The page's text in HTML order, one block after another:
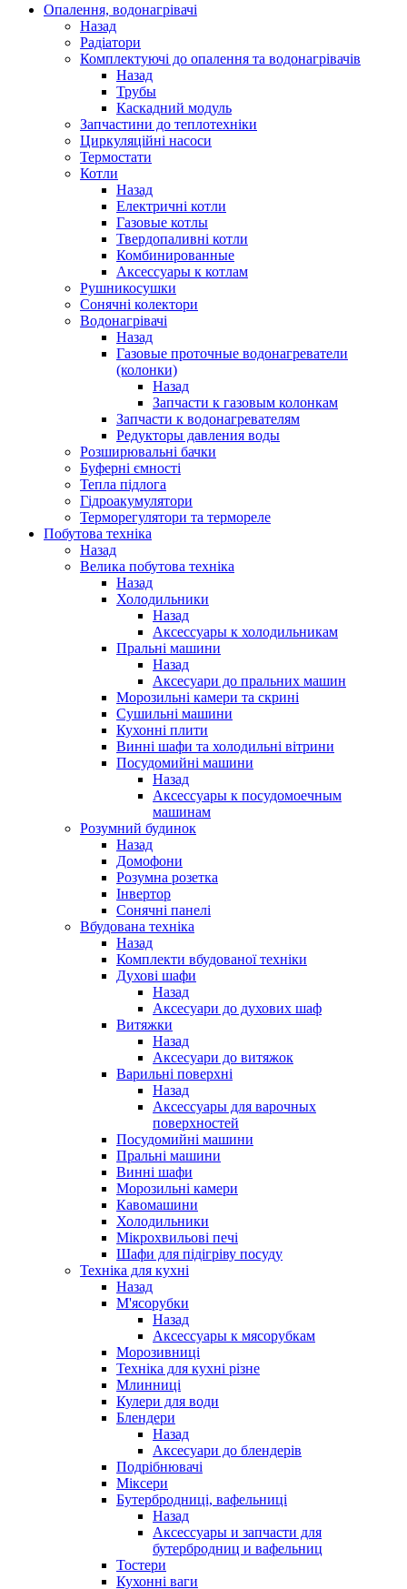
Опалення, водонагрівачі
Назад
Радіатори
Комплектуючі до опалення та водонагрівачів
Назад
Трубы
Каскадний модуль
Запчастини до теплотехніки
Циркуляційні насоси
Термостати
Котли
Назад
Електричні котли
Газовые котлы
Твердопаливні котли
Комбинированные
Аксессуары к котлам
Рушникосушки
Сонячні колектори
Водонагрівачі
Назад
Газовые проточные водонагреватели
(колонки)
Назад
Запчасти к газовым колонкам
Запчасти к водонагревателям
Редукторы давления воды
Розширювальні бачки
Буферні ємності
Тепла підлога
Гідроакумулятори
Терморегулятори та термореле
Побутова техніка
Назад
Велика побутова техніка
Назад
Холодильники
Назад
Аксессуары к холодильникам
Пральні машини
Назад
Аксесуари до пральних машин
Морозильні камери та скрині
Сушильні машини
Кухонні плити
Винні шафи та холодильні вітрини
Посудомийні машини
Назад
Аксессуары к посудомоечным
машинам
Розумний будинок
Назад
Домофони
Розумна розетка
Інвертор
Сонячні панелі
Вбудована техніка
Назад
Комплекти вбудованої техніки
Духові шафи
Назад
Аксесуари до духових шаф
Витяжки
Назад
Аксесуари до витяжок
Варильні поверхні
Назад
Аксессуары для варочных
поверхностей
Посудомийні машини
Пральні машини
Винні шафи
Морозильні камери
Кавомашини
Холодильники
Мікрохвильові печі
Шафи для підігріву посуду
Техніка для кухні
Назад
М'ясорубки
Назад
Аксессуары к мясорубкам
Морозивниці
Техніка для кухні різне
Млинниці
Кулери для води
Блендери
Назад
Аксесуари до блендерів
Подрібнювачі
Міксери
Бутербродниці, вафельниці
Назад
Аксессуары и запчасти для
бутербродниц и вафельниц
Тостери
Кухонні ваги